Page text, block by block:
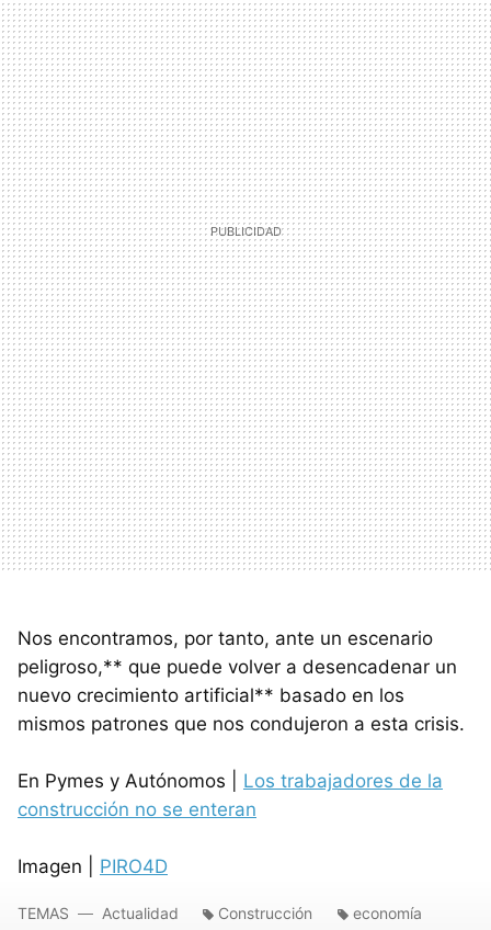
Nos encontramos, por tanto, ante un escenario
peligroso,** que puede volver a desencadenar un
nuevo crecimiento artificial** basado en los
mismos patrones que nos condujeron a esta crisis.
En Pymes y Autónomos | Los trabajadores de la
construcción no se enteran
Imagen | PIRO4D
TEMAS Actualidad Construcción economía